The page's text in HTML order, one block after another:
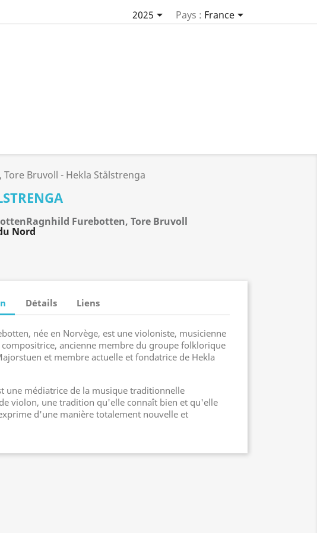
2025 Pays : France
Bruvoll - Hekla Stålstrenga
Furebotten, Tore Bruvoll
Nord
Détails Liens
née en Norvège, est une violoniste, musicienne
ancienne membre du groupe folklorique
et membre actuelle et fondatrice de Hekla
une médiatrice de la musique traditionnelle
violon, une tradition qu'elle connaît bien et qu'elle
d'une manière totalement nouvelle et